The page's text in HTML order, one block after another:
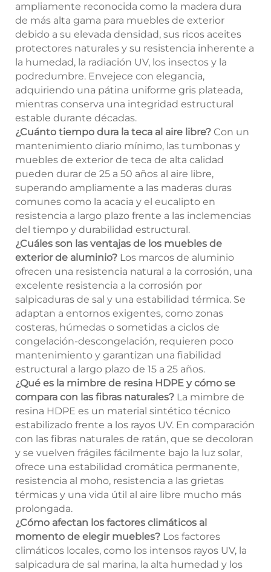
ampliamente reconocida como la madera dura
de más alta gama para muebles de exterior
debido a su elevada densidad, sus ricos aceites
protectores naturales y su resistencia inherente a
la humedad, la radiación UV, los insectos y la
podredumbre. Envejece con elegancia,
adquiriendo una pátina uniforme gris plateada,
mientras conserva una integridad estructural
estable durante décadas.
¿Cuánto tiempo dura la teca al aire libre? Con un
mantenimiento diario mínimo, las tumbonas y
muebles de exterior de teca de alta calidad
pueden durar de 25 a 50 años al aire libre,
superando ampliamente a las maderas duras
comunes como la acacia y el eucalipto en
resistencia a largo plazo frente a las inclemencias
del tiempo y durabilidad estructural.
¿Cuáles son las ventajas de los muebles de
exterior de aluminio? Los marcos de aluminio
ofrecen una resistencia natural a la corrosión, una
excelente resistencia a la corrosión por
salpicaduras de sal y una estabilidad térmica. Se
adaptan a entornos exigentes, como zonas
costeras, húmedas o sometidas a ciclos de
congelación-descongelación, requieren poco
mantenimiento y garantizan una fiabilidad
estructural a largo plazo de 15 a 25 años.
¿Qué es la mimbre de resina HDPE y cómo se
compara con las fibras naturales? La mimbre de
resina HDPE es un material sintético técnico
estabilizado frente a los rayos UV. En comparación
con las fibras naturales de ratán, que se decoloran
y se vuelven frágiles fácilmente bajo la luz solar,
ofrece una estabilidad cromática permanente,
resistencia al moho, resistencia a las grietas
térmicas y una vida útil al aire libre mucho más
prolongada.
¿Cómo afectan los factores climáticos al
momento de elegir muebles? Los factores
climáticos locales, como los intensos rayos UV, la
salpicadura de sal marina, la alta humedad y los